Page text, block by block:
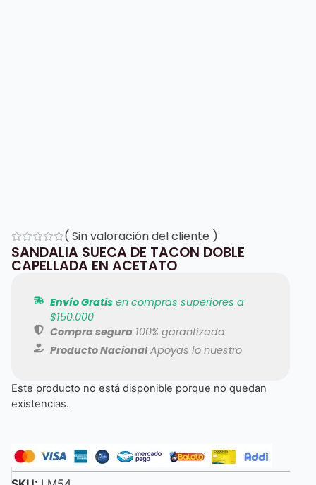
( Sin valoración del cliente )
SANDALIA SUECA DE TACON DOBLE
CAPELLADA EN ACETATO
Envío Gratisen compras superiores a
$150.000
Compra segura100% garantizada
Producto NacionalApoyas lo nuestro
Este producto no está disponible porque no quedan
existencias.